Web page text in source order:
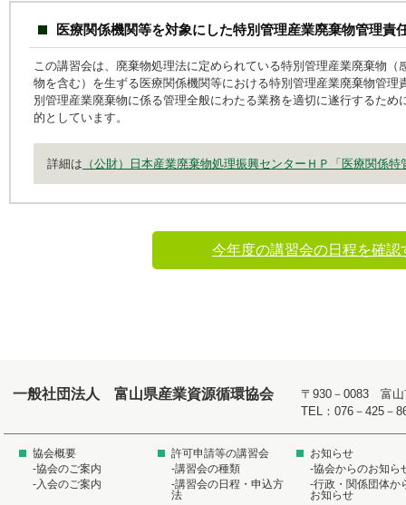
医療関係機関等を対象にした特別管理産業廃棄物管理責
この講習会は、廃棄物処理法に定められている特別管理産業廃棄物
物を含む）を生ずる医療関係機関等における特別管理産業廃棄物管
別管理産業廃棄物に係る管理全般にわたる業務を適切に遂行するた
的としています。
詳細は （公財）日本産業廃棄物処理振興センターＨＰ「医療関係
今年度の講習会の日程を確認
一般社団法人 富山県産業資源循環協会
〒930－0083 富山
TEL：076－425
協会概要
-協会のご案内
-入会のご案内
許可申請等の講習会
-講習会の種類
-講習会の日程・申込方
法
お知らせ
-協会からのお知ら
-行政・関係団体か
お知らせ